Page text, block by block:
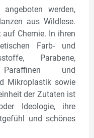
werden,
aus Wildlese.
Chemie. In ihren
Farb- und
Parabene,
und
Mikroplastik sowie
der Zutaten ist
Ideologie, ihre
und schönes